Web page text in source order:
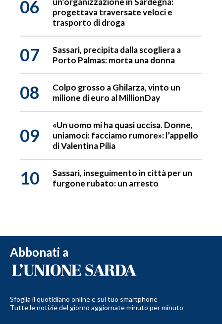
06
progettava traversate veloci e
trasporto di droga
07
Sassari, precipita dalla scogliera a
Porto Palmas: morta una donna
08
Colpo grosso a Ghilarza, vinto un
milione di euro al MillionDay
09
«Un uomo mi ha quasi uccisa. Donne,
uniamoci: facciamo rumore»: l’appello
di Valentina Pilia
10
Sassari, inseguimento in città per un
furgone rubato: un arresto
Abbonati a
Sfoglia il quotidiano online e sul tuo smartphone
Tutte le notizie del giorno aggiornate minuto per minuto